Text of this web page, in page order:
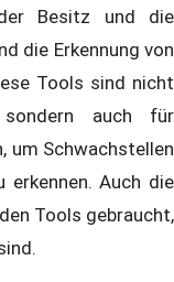
Besitz und die
die Erkennung von
Tools sind nicht
auch für
um Schwachstellen
erkennen. Auch die
Tools gebraucht,